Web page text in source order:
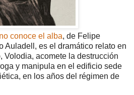
conoce el alba, de Felipe
Auladell, es el dramático relato en
Volodia, acomete la destrucción
y manipula en el edificio sede
en los años del régimen de